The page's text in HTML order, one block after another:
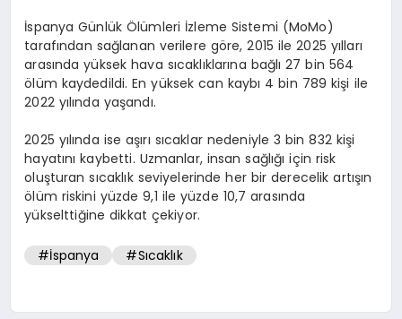
İspanya Günlük Ölümleri İzleme Sistemi (MoMo)
tarafından sağlanan verilere göre, 2015 ile 2025 yılları
arasında yüksek hava sıcaklıklarına bağlı 27 bin 564
ölüm kaydedildi. En yüksek can kaybı 4 bin 789 kişi ile
2022 yılında yaşandı.
2025 yılında ise aşırı sıcaklar nedeniyle 3 bin 832 kişi
hayatını kaybetti. Uzmanlar, insan sağlığı için risk
oluşturan sıcaklık seviyelerinde her bir derecelik artışın
ölüm riskini yüzde 9,1 ile yüzde 10,7 arasında
yükselttiğine dikkat çekiyor.
#İspanya #Sıcaklık